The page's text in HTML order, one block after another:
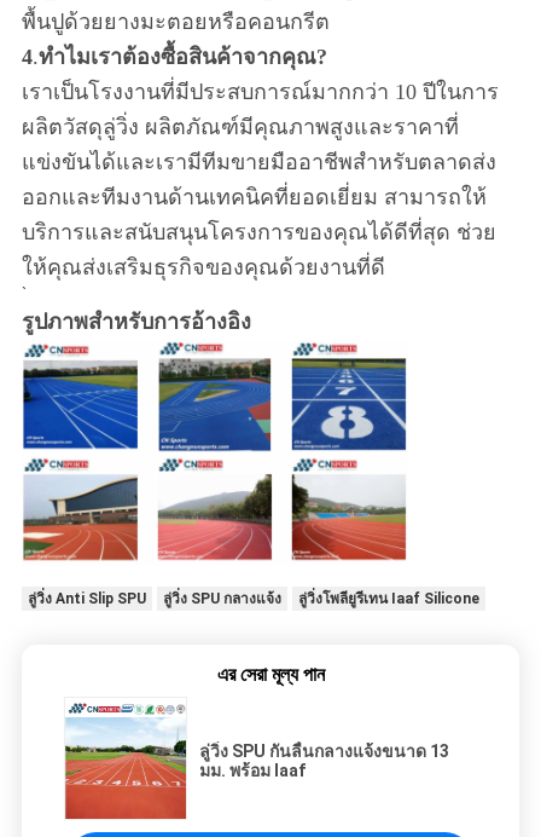
พื้นปูด้วยยางมะตอยหรือคอนกรีต
4.ทำไมเราต้องซื้อสินค้าจากคุณ?
เราเป็นโรงงานที่มีประสบการณ์มากกว่า 10 ปีในการ
ผลิตวัสดุลู่วิ่ง ผลิตภัณฑ์มีคุณภาพสูงและราคาที่
แข่งขันได้และเรามีทีมขายมืออาชีพสำหรับตลาดส่ง
ออกและทีมงานด้านเทคนิคที่ยอดเยี่ยม สามารถให้
บริการและสนับสนุนโครงการของคุณได้ดีที่สุด ช่วย
ให้คุณส่งเสริมธุรกิจของคุณด้วยงานที่ดี
`
รูปภาพสำหรับการอ้างอิง
ลู่วิ่ง Anti Slip SPU ลู่วิ่ง SPU กลางแจ้ง ลู่วิ่งโพลียูรีเทน Iaaf Silicone
এর সেরা মূল্য পান
ลู่วิ่ง SPU กันลื่นกลางแจ้งขนาด 13
มม. พร้อม Iaaf